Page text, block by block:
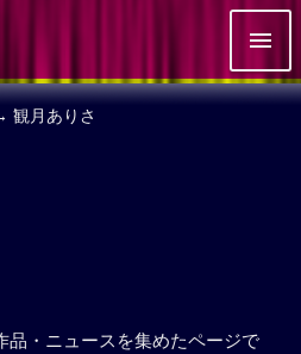
観月ありさ
品・ニュースを集めたページで